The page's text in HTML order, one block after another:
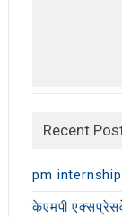
Recent
pm
केएमपी